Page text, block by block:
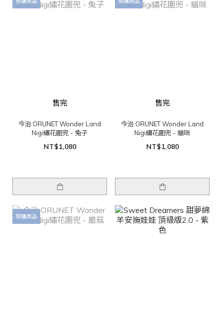
售完
今治 ORUNET Wonder Land
Nigi繡花圍兜 - 兔子
NT$1,080
售完
今治 ORUNET Wonder Land
Nigi繡花圍兜 - 貓咪
NT$1,080
預購商品